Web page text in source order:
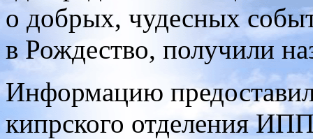
о добрых, чудесных
в Рождество, получили
Информацию
кипрского отделения